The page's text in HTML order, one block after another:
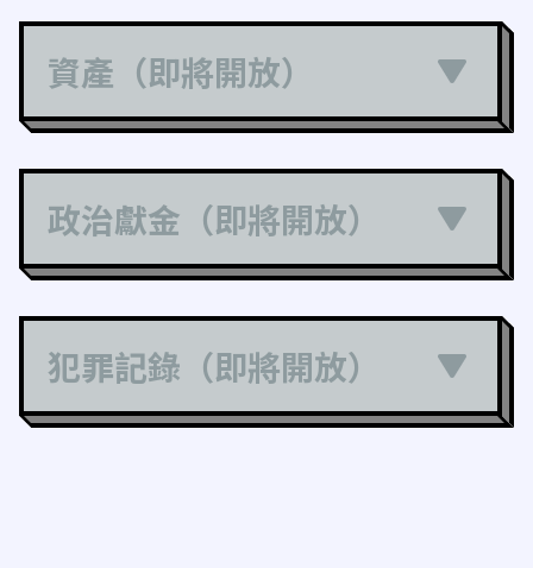
資產（即將開放）
政治獻金（即將開放）
犯罪記錄（即將開放）